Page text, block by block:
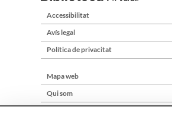
Accessibilitat
Avís legal
Política de privacitat
Mapa web
Qui som